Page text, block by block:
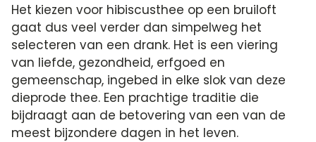
Het kiezen voor hibiscusthee op een bruiloft
gaat dus veel verder dan simpelweg het
selecteren van een drank. Het is een viering
van liefde, gezondheid, erfgoed en
gemeenschap, ingebed in elke slok van deze
dieprode thee. Een prachtige traditie die
bijdraagt aan de betovering van een van de
meest bijzondere dagen in het leven.